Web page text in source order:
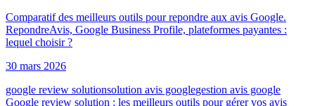
Comparatif des meilleurs outils pour repondre aux avis Google.
RepondreAvis, Google Business Profile, plateformes payantes :
lequel choisir ?
30 mars 2026
google review solutionsolution avis googlegestion avis google
Google review solution : les meilleurs outils pour gérer vos avis